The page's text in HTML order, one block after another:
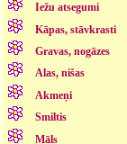
Iežu atsegumi
Kāpas, stāvkrasti
Gravas, nogāzes
Alas, nišas
Akmeņi
Smiltis
Māls